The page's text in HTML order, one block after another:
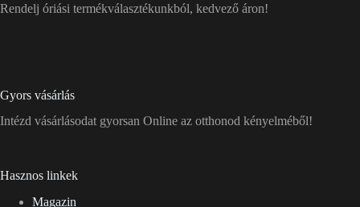
Rendelj óriási termékválasztékunkból, kedvező áron!
Gyors vásárlás
Intézd vásárlásodat gyorsan Online az otthonod kényelméből!
Hasznos linkek
Magazin